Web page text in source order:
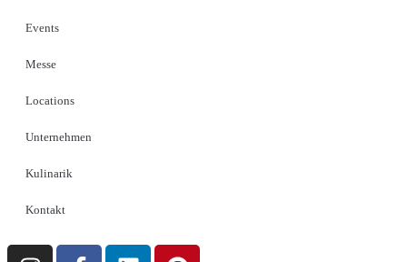
Events
Messe
Locations
Unternehmen
Kulinarik
Kontakt